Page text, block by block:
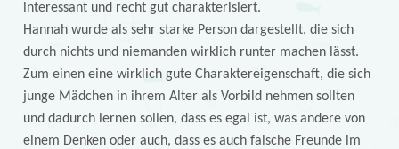
interessant und recht gut charakterisiert.
Hannah wurde als sehr starke Person dargestellt, die sich
durch nichts und niemanden wirklich runter machen lässt.
Zum einen eine wirklich gute Charaktereigenschaft, die sich
junge Mädchen in ihrem Alter als Vorbild nehmen sollten
und dadurch lernen sollen, dass es egal ist, was andere von
einem Denken oder auch, dass es auch falsche Freunde im